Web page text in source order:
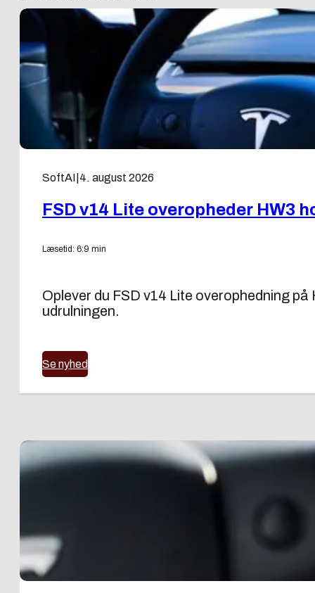
SoftAI 4. august 2026
FSD v14 Lite overopheder HW3
Læsetid: 6:9 min
Oplever du FSD v14 Lite overophedning
udrulningen.
Se nyhed